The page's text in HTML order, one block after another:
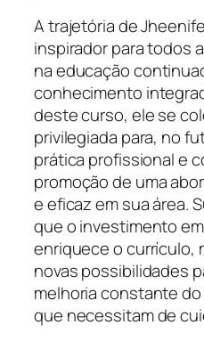
A trajetória de
inspirador para todos
na educação
conhecimento
deste curso, ele se
privilegiada para, no
prática profissional e
promoção de uma
e eficaz em sua área.
que o investimento
enriquece o currículo,
novas possibilidades
melhoria constante
que necessitam de